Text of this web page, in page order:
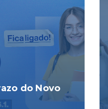
do Novo